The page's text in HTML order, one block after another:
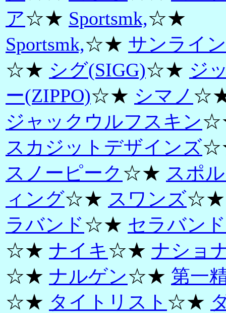
ア☆★ Sportsmk,☆★
Sportsmk,☆★ サンライン
☆★ シグ(SIGG)☆★ ジ
ー(ZIPPO)☆★ シマノ
ジャックウルフスキン
スカジットデザインズ
スノーピーク ☆★ スポ
ィング☆★ スワンズ
ラバンド☆★ セラバンド
☆★ ナイキ☆★ ナショ
☆★ ナルゲン☆★ 第一
☆★ タイトリスト ☆★